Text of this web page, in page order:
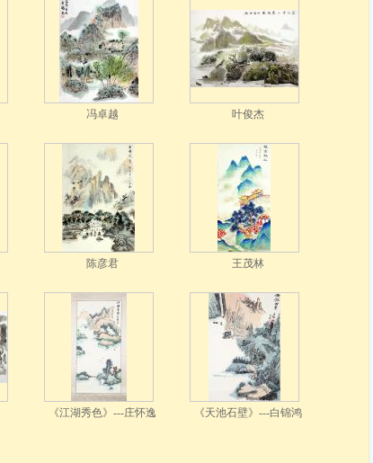
冯卓越 叶俊杰
陈彦君 王茂林
《江湖秀色》---庄怀逸 《天池石壁》---白锦鸿